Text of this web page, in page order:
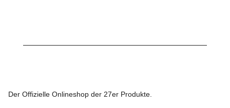
Der Offizielle Onlineshop der 27er Produkte.